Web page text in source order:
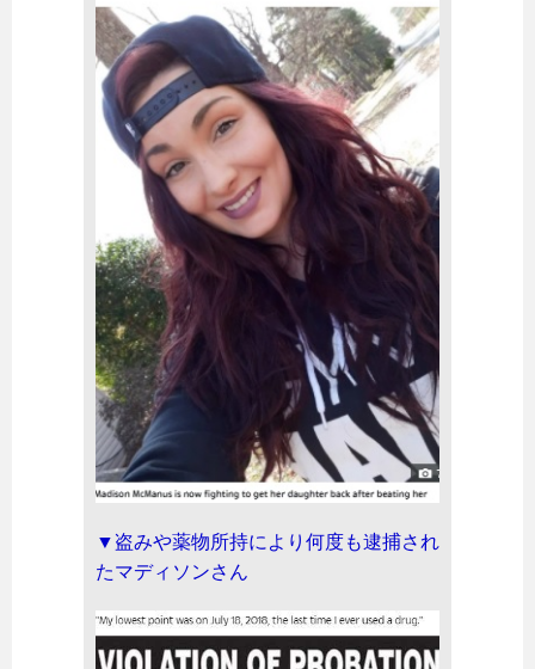
▼盗みや薬物所持により何度も逮捕され
たマディソンさん